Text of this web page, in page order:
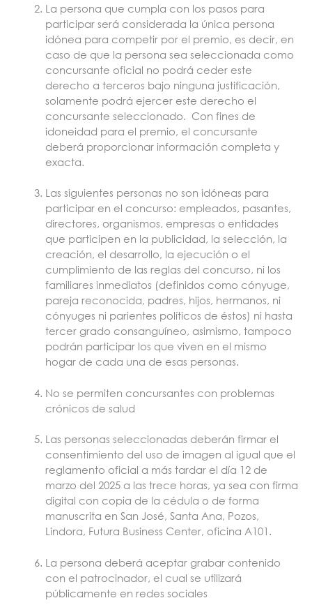
La persona que cumpla con los pasos para
participar será considerada la única persona
idónea para competir por el premio, es decir, en
caso de que la persona sea seleccionada como
concursante oficial no podrá ceder este
derecho a terceros bajo ninguna justificación,
solamente podrá ejercer este derecho el
concursante seleccionado. Con fines de
idoneidad para el premio, el concursante
deberá proporcionar información completa y
exacta.
Las siguientes personas no son idóneas para
participar en el concurso: empleados, pasantes,
directores, organismos, empresas o entidades
que participen en la publicidad, la selección, la
creación, el desarrollo, la ejecución o el
cumplimiento de las reglas del concurso, ni los
familiares inmediatos (definidos como cónyuge,
pareja reconocida, padres, hijos, hermanos, ni
cónyuges ni parientes políticos de éstos) ni hasta
tercer grado consanguíneo, asimismo, tampoco
podrán participar los que viven en el mismo
hogar de cada una de esas personas.
No se permiten concursantes con problemas
crónicos de salud
Las personas seleccionadas deberán firmar el
consentimiento del uso de imagen al igual que el
reglamento oficial a más tardar el día 12 de
marzo del 2025 a las trece horas, ya sea con firma
digital con copia de la cédula o de forma
manuscrita en San José, Santa Ana, Pozos,
Lindora, Futura Business Center, oficina A101.
La persona deberá aceptar grabar contenido
con el patrocinador, el cual se utilizará
públicamente en redes sociales